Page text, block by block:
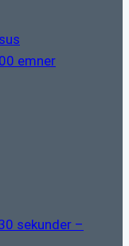
emner
sekunder –